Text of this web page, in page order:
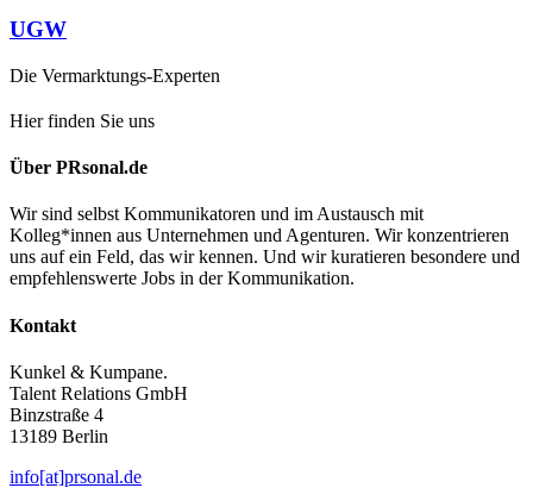
UGW
Die Vermarktungs-Experten
Hier finden Sie uns
Über PRsonal.de
Wir sind selbst Kommunikatoren und im Austausch mit
Kolleg*innen aus Unternehmen und Agenturen. Wir konzentrieren
uns auf ein Feld, das wir kennen. Und wir kuratieren besondere und
empfehlenswerte Jobs in der Kommunikation.
Kontakt
Kunkel & Kumpane.
Talent Relations GmbH
Binzstraße 4
13189 Berlin
info[at]prsonal.de